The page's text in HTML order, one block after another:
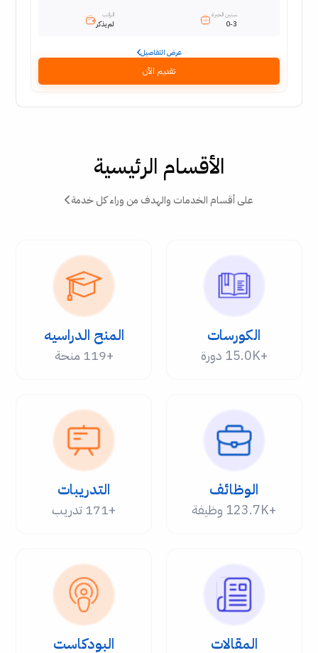
سنين الخبرة
0-3
الراتب
لم يذكر
عرض التفاصيل
تقديم الآن
الأقسام الرئيسية
على أقسام الخدمات والهدف من وراء كل خدمة
الكورسات
+15.0K دورة
المنح الدراسيه
+119 منحة
الوظائف
+123.7K وظيفة
التدريبات
+171 تدريب
المقالات البودكاست